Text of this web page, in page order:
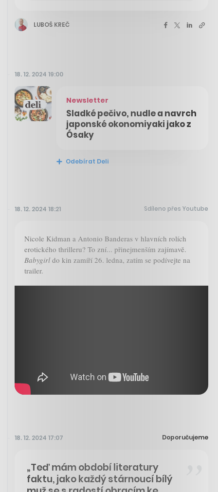
LUBOŠ KREČ
18. 12. 2024 19:00
Newsletter
Sladké pečivo, nudle a navrch
japonské okonomiyaki jako z
Ósaky
Odebírat Deli
18. 12. 2024 18:21 Sdíleno přes Youtube
Nicole Kidman a Antonio Banderas v hlavních rolích
erotického thrilleru? To zní... přinejmenším zajímavě.
Babygirl do kin zamíří 26. ledna, zatím se podívejte na
trailer.
18. 12. 2024 17:07 Doporučujeme
„Teď mám období literatury
faktu, jako každý stárnoucí bílý